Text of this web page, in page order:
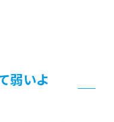
！
弱いよ